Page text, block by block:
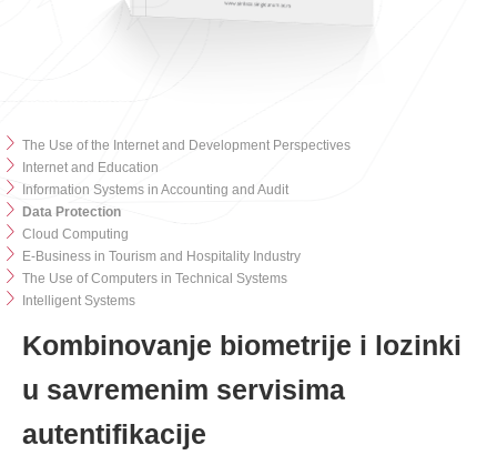
The Use of the Internet and Development Perspectives
Internet and Education
Information Systems in Accounting and Audit
Data Protection
Cloud Computing
E-Business in Tourism and Hospitality Industry
The Use of Computers in Technical Systems
Intelligent Systems
Kombinovanje biometrije i lozinki
u savremenim servisima
autentifikacije